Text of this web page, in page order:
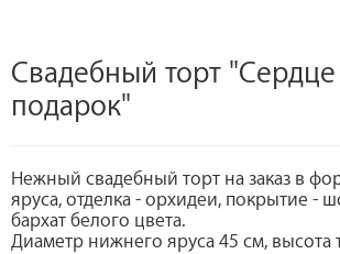
Свадебный торт
подарок"
Нежный свадебный торт на заказ в
яруса, отделка - орхидеи, покрытие -
бархат белого цвета.
Диаметр нижнего яруса 45 см, высота